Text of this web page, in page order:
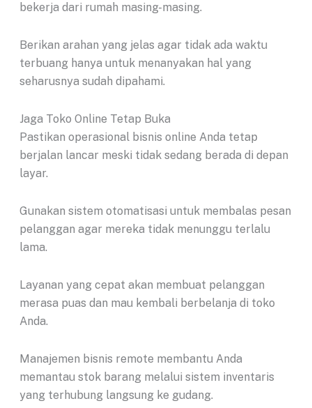
bekerja dari rumah masing-masing.
Berikan arahan yang jelas agar tidak ada waktu
terbuang hanya untuk menanyakan hal yang
seharusnya sudah dipahami.
Jaga Toko Online Tetap Buka
Pastikan operasional bisnis online Anda tetap
berjalan lancar meski tidak sedang berada di depan
layar.
Gunakan sistem otomatisasi untuk membalas pesan
pelanggan agar mereka tidak menunggu terlalu
lama.
Layanan yang cepat akan membuat pelanggan
merasa puas dan mau kembali berbelanja di toko
Anda.
Manajemen bisnis remote membantu Anda
memantau stok barang melalui sistem inventaris
yang terhubung langsung ke gudang.